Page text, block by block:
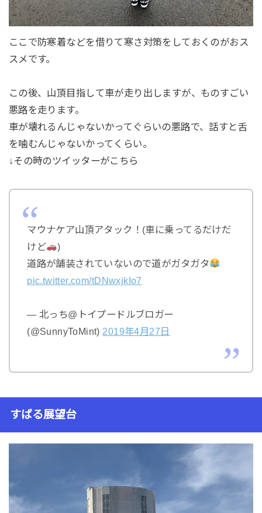
ここで防寒着などを借りて寒さ対策をしておくのがおス
スメです。
この後、山頂目指して車が走り出しますが、ものすごい
悪路を走ります。
車が壊れるんじゃないかってぐらいの悪路で、話すと舌
を噛むんじゃないかってくらい。
↓その時のツイッターがこちら
マウナケア山頂アタック！(車に乗ってるだけだ
けど
)
道路が舗装されていないので道がガタガタ
pic.twitter.com/tDNwxjkIo7
— 北っち@トイプードルブロガー
(@SunnyToMint) 2019年4月27日
すばる展望台